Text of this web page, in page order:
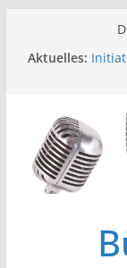
Aktuelles:
Wir
Wir